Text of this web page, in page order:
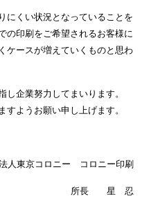
にくい状況となっていることを
の印刷をご希望されるお客様に
ケースが増えていくものと思わ
企業努力してまいります。
すようお願い申し上げます。
人東京コロニー コロニー印刷
所長 星 忍